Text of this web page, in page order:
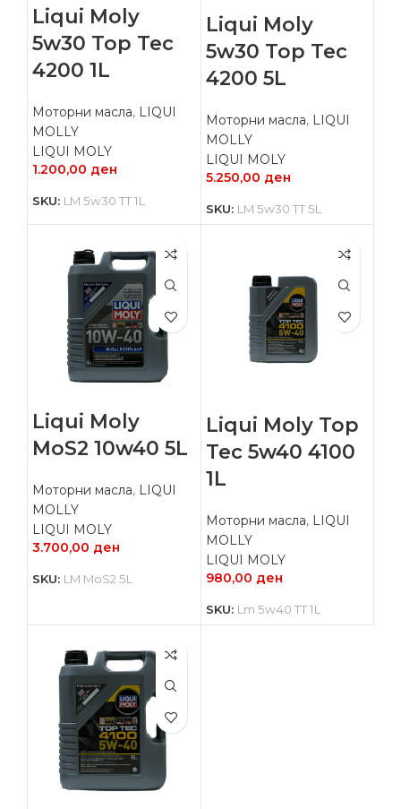
Liqui Moly
5w30 Top Tec
4200 1L
Моторни масла, LIQUI
MOLLY
LIQUI MOLY
1.200,00 ден
SKU: LM 5w30 TT 1L
Liqui Moly
5w30 Top Tec
4200 5L
Моторни масла, LIQUI
MOLLY
LIQUI MOLY
5.250,00 ден
SKU: LM 5w30 TT 5L
Liqui Moly
MoS2 10w40 5L
Моторни масла, LIQUI
MOLLY
LIQUI MOLY
3.700,00 ден
SKU: LM MoS2 5L
Liqui Moly Top
Tec 5w40 4100
1L
Моторни масла, LIQUI
MOLLY
LIQUI MOLY
980,00 ден
SKU: Lm 5w40 TT 1L